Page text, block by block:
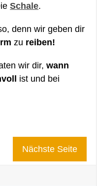
Schale.
denn wir geben dir
zu reiben!
wir dir,wann
ist und bei
Nächste Seite